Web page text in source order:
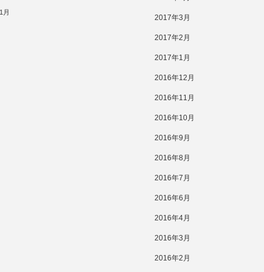
月
2017年3月
2017年2月
2017年1月
2016年12月
2016年11月
2016年10月
2016年9月
2016年8月
2016年7月
2016年6月
2016年4月
2016年3月
2016年2月